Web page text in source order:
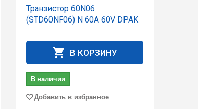
Транзистор 60N06
(STD60NF06) N 60A 60V DPAK
В КОРЗИНУ
В наличии
Добавить в избранное